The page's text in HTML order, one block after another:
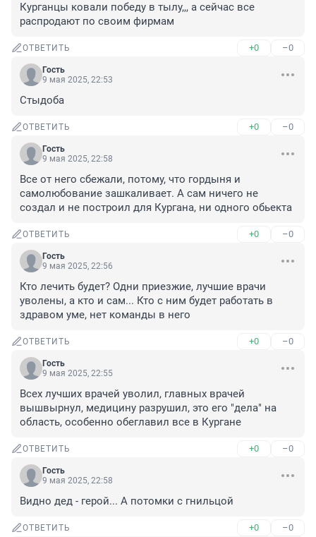
Курганцы ковали победу в тылу,,, а сейчас все
распродают по своим фирмам
ОТВЕТИТЬ +0 –0
Гость
9 мая 2025, 22:53
Стыдоба
ОТВЕТИТЬ +0 –0
Гость
9 мая 2025, 22:58
Все от него сбежали, потому, что гордыня и
самолюбование зашкаливает. А сам ничего не
создал и не построил для Кургана, ни одного обьекта
ОТВЕТИТЬ +0 –0
Гость
9 мая 2025, 22:56
Кто лечить будет? Одни приезжие, лучшие врачи
уволены, а кто и сам... Кто с ним будет работать в
здравом уме, нет команды в него
ОТВЕТИТЬ +0 –0
Гость
9 мая 2025, 22:55
Всех лучших врачей уволил, главных врачей
вышвырнул, медицину разрушил, это его "дела" на
область, особенно обеглавил все в Кургане
ОТВЕТИТЬ +0 –0
Гость
9 мая 2025, 22:58
Видно дед - герой... А потомки с гнильцой
ОТВЕТИТЬ +0 –0